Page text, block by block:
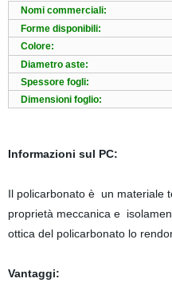
Nomi commerciali:
Forme disponibili:
Colore:
Diametro aste:
Spessore fogli:
Dimensioni foglio:
Informazioni sul PC:
Il policarbonato è un materiale
proprietà meccanica e
ottica del policarbonato lo
Vantaggi: